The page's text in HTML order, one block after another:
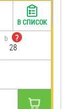
b
?
28
В СПИСОК